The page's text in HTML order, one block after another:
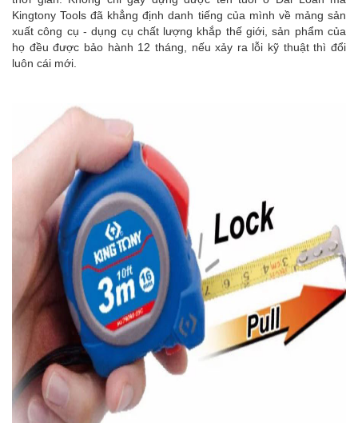
Kingtony Tools đã khẳng định danh tiếng của mình về mảng sản
xuất công cụ - dụng cụ chất lượng khắp thế giới, sản phẩm của
họ đều được bảo hành 12 tháng, nếu xảy ra lỗi kỹ thuật thì đổi
luôn cái mới.